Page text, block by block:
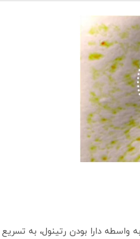
دارا بودن رتینول، به